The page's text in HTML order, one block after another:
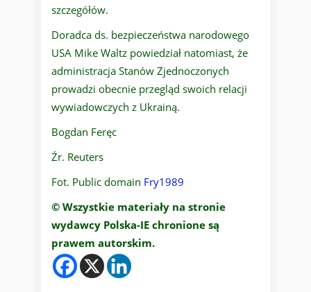
szczegółów.
Doradca ds. bezpieczeństwa narodowego
USA Mike Waltz powiedział natomiast, że
administracja Stanów Zjednoczonych
prowadzi obecnie przegląd swoich relacji
wywiadowczych z Ukrainą.
Bogdan Feręc
Źr. Reuters
Fot. Public domain Fry1989
© Wszystkie materiały na stronie
wydawcy Polska-IE chronione są
prawem autorskim.